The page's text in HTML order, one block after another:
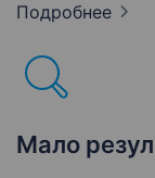
Подробнее
Мало